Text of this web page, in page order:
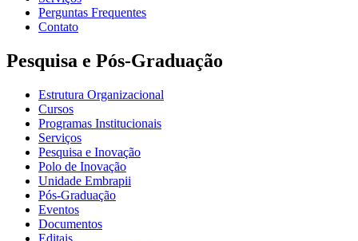
Perguntas Frequentes
Contato
Pesquisa e Pós-Graduação
Estrutura Organizacional
Cursos
Programas Institucionais
Serviços
Pesquisa e Inovação
Polo de Inovação
Unidade Embrapii
Pós-Graduação
Eventos
Documentos
Editais